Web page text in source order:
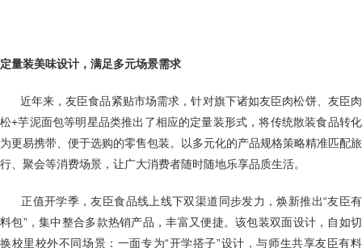
定量装美味设计，满足多元场景需求
近年来，友臣食品紧贴市场需求，针对旗下诸如友臣肉松饼、友臣肉
松+芋泥面包等明星品类推出了相应的定量装形式，将传统散装食品转化
为更易携带、便于选购的零售包装。以多元化的产品规格策略精准匹配旅
行、聚会等消费场景，让广大消费者随时随地乐享品质生活。
正值开学季，友臣食品线上线下双渠道同步发力，焕新推出“友臣有
料包”，集中整合多款热销产品，丰富又便捷。该包装双面设计，自如切
换校里校外不同场景：一面专为“开学搭子”设计，与师生共享友臣有料